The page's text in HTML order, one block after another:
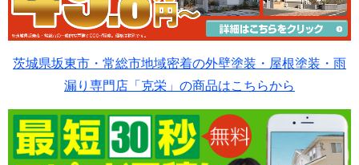
茨城県坂東市・常総市地域密着の外壁塗装・屋根塗装・雨
漏り専門店「克栄」の商品はこちらから